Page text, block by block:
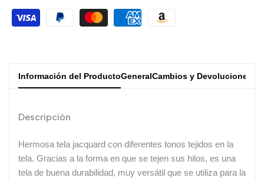
Información del ProductoGeneralCambios y Devoluciones
Descripción
Hermosa tela jacquard con diferentes tonos tejidos en la
tela. Gracias a la forma en que se tejen sus hilos, es una
tela de buena durabilidad, muy versátil que se utiliza para la